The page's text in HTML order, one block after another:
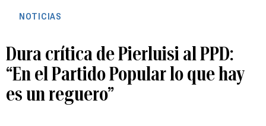
NOTICIAS
Dura crítica de Pierluisi al PPD:
“En el Partido Popular lo que hay
es un reguero”